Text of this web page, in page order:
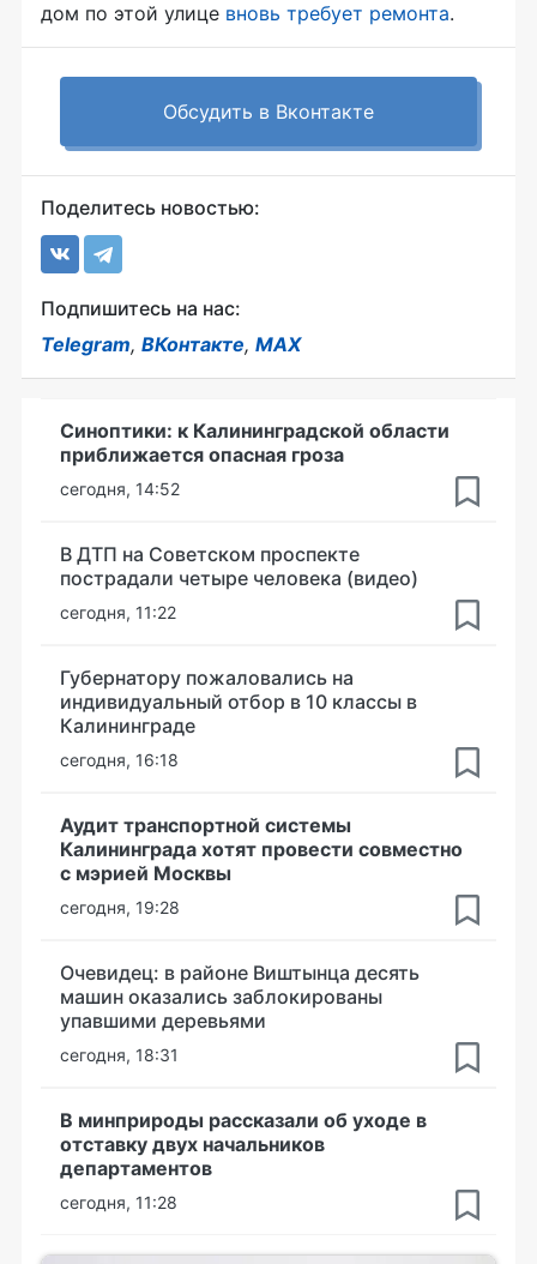
дом по этой улице вновь требует ремонта.
Обсудить в Вконтакте
Поделитесь новостью:
Подпишитесь на нас:
Telegram, ВКонтакте, MAX
Синоптики: к Калининградской области
приближается опасная гроза
сегодня, 14:52
В ДТП на Советском проспекте
пострадали четыре человека (видео)
сегодня, 11:22
Губернатору пожаловались на
индивидуальный отбор в 10 классы в
Калининграде
сегодня, 16:18
Аудит транспортной системы
Калининграда хотят провести совместно
с мэрией Москвы
сегодня, 19:28
Очевидец: в районе Виштынца десять
машин оказались заблокированы
упавшими деревьями
сегодня, 18:31
В минприроды рассказали об уходе в
отставку двух начальников
департаментов
сегодня, 11:28